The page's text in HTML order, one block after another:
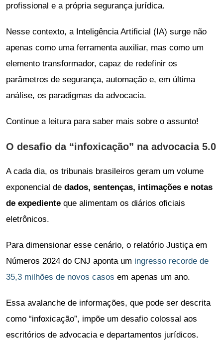
profissional e a própria segurança jurídica.
Nesse contexto, a Inteligência Artificial (IA) surge não
apenas como uma ferramenta auxiliar, mas como um
elemento transformador, capaz de redefinir os
parâmetros de segurança, automação e, em última
análise, os paradigmas da advocacia.
Continue a leitura para saber mais sobre o assunto!
O desafio da “infoxicação” na advocacia 5.0
A cada dia, os tribunais brasileiros geram um volume
exponencial de dados, sentenças, intimações e notas
de expediente que alimentam os diários oficiais
eletrônicos.
Para dimensionar esse cenário, o relatório Justiça em
Números 2024 do CNJ aponta um ingresso recorde de
35,3 milhões de novos casos em apenas um ano.
Essa avalanche de informações, que pode ser descrita
como “infoxicação”, impõe um desafio colossal aos
escritórios de advocacia e departamentos jurídicos.